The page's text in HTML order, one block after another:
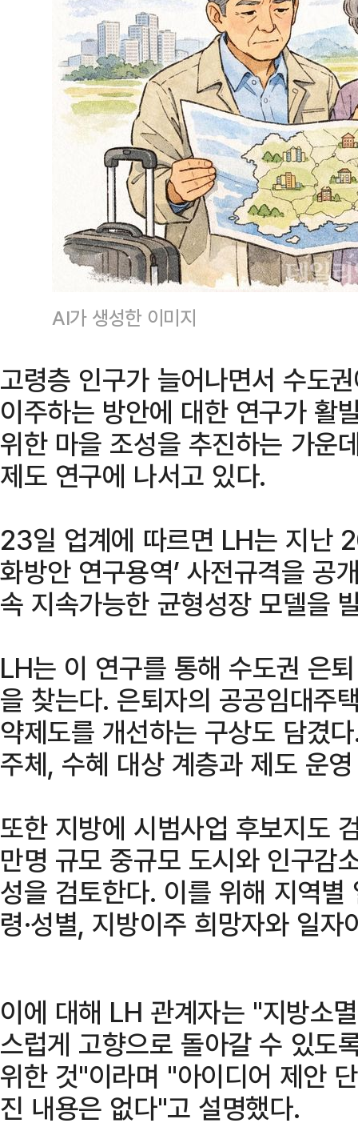
AI가 생성한 이미지
고령층 인구가 늘어나면서 수도
이주하는 방안에 대한 연구가 활
위한 마을 조성을 추진하는 가운
제도 연구에 나서고 있다.
23일 업계에 따르면 LH는 지난
화방안 연구용역’ 사전규격을 공
속 지속가능한 균형성장 모델을
LH는 이 연구를 통해 수도권 은
을 찾는다. 은퇴자의 공공임대주
약제도를 개선하는 구상도 담겼
주체, 수혜 대상 계층과 제도 운
또한 지방에 시범사업 후보지도
만명 규모 중규모 도시와 인구감
성을 검토한다. 이를 위해 지역
령·성별, 지방이주 희망자와 일
이에 대해 LH 관계자는 "지방소
스럽게 고향으로 돌아갈 수 있도
위한 것"이라며 "아이디어 제안
진 내용은 없다"고 설명했다.